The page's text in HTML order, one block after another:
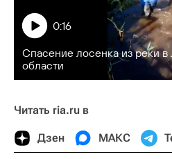
Спасение лосенка из реки в
области
0:16
Читать ria.ru в
Дзен МАКС